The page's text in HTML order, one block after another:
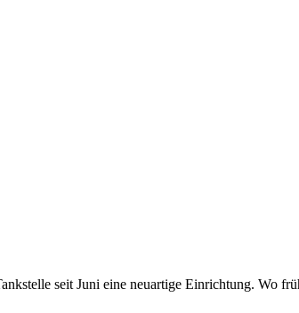
seit Juni eine neuartige Einrichtung. Wo